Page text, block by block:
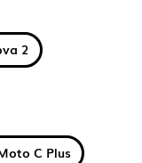
2
C Plus